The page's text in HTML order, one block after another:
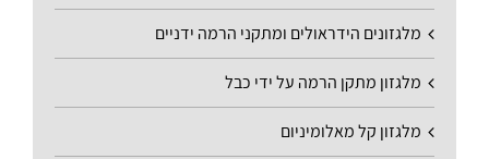
מלגזונים הידראולים ומתקני הרמה ידניים
מלגזון מתקן הרמה על ידי כבל
מלגזון קל מאלומיניום